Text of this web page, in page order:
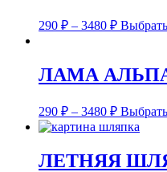
290 ₽ – 3480 ₽
ЛАМА
290 ₽ – 3480 ₽
ЛЕТНЯЯ